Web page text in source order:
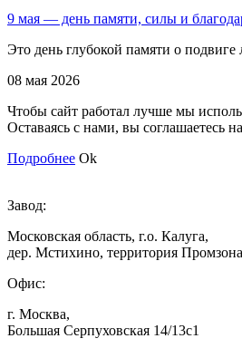
9 мая — день памяти, силы и
Это день глубокой памяти о
08 мая 2026
Чтобы сайт работал лучше мы
Оставаясь с нами, вы соглашаетесь
Подробнее Ok
Завод:
Московская область, г.о. Калуга,
дер. Мстихино, территория
Офис:
г. Москва,
Большая Серпуховская 14/13с1